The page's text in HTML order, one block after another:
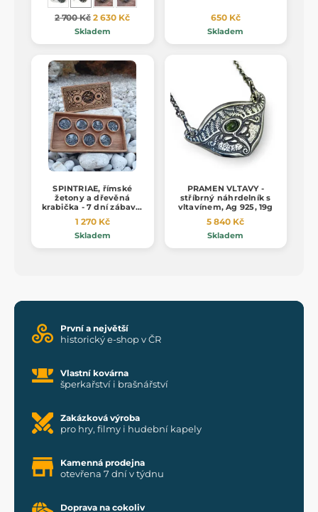
2 700 Kč 2 630 Kč
Skladem
650 Kč
Skladem
SPINTRIAE, římské
žetony a dřevěná
krabička - 7 dní zábavy,
zinek
1 270 Kč
Skladem
PRAMEN VLTAVY -
stříbrný náhrdelník s
vltavínem, Ag 925, 19g
5 840 Kč
Skladem
První a největší
historický e-shop v ČR
Vlastní kovárna
šperkařství i brašnářství
Zakázková výroba
pro hry, filmy i hudební kapely
Kamenná prodejna
otevřena 7 dní v týdnu
Doprava na cokoliv